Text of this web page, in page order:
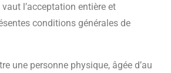
l’acceptation entière et
conditions générales de
une personne physique, âgée d’au